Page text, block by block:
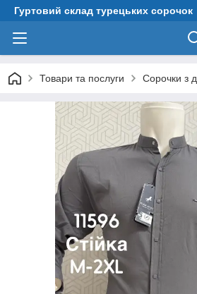
Гуртовий склад турецьких сорочок
Товари та послуги Сорочки з